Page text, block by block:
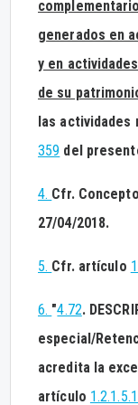
generados en
y en
de su
las
359 del
4. Cfr.
27/04/2018.
5. Cfr. artículo
6. "4.72.
especial/
acredita la
artículo